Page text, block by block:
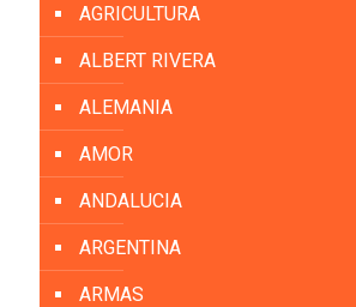
AGRICULTURA
ALBERT RIVERA
ALEMANIA
AMOR
ANDALUCIA
ARGENTINA
ARMAS